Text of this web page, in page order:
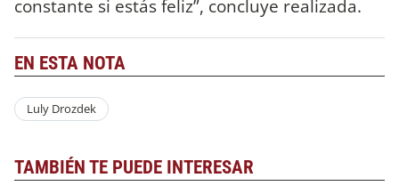
constante si estás feliz”, concluye realizada.
EN ESTA NOTA
Luly Drozdek
TAMBIÉN TE PUEDE INTERESAR